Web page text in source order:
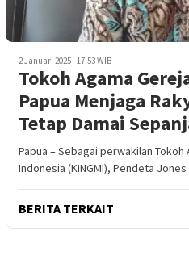
2 Januari 2025 - 17:53 WIB
Tokoh Agama
Papua Menjaga
Tetap Damai
Papua – Sebagai perwakilan
Indonesia (KINGMI), Pendeta
BERITA TERKAIT